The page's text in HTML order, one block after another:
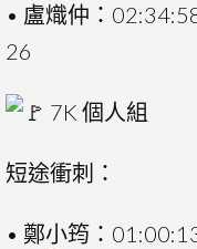
• 盧熾仲：
26
7K 個人組
短途衝刺：
• 鄭小筠：